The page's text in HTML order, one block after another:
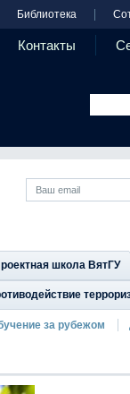
Библиотека
Контакты
школа ВятГУ
за рубежом